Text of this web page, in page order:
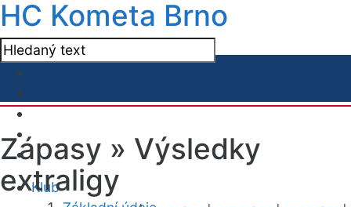
HC Kometa Brno
Klub
Zápasy » Výsledky
extraligy